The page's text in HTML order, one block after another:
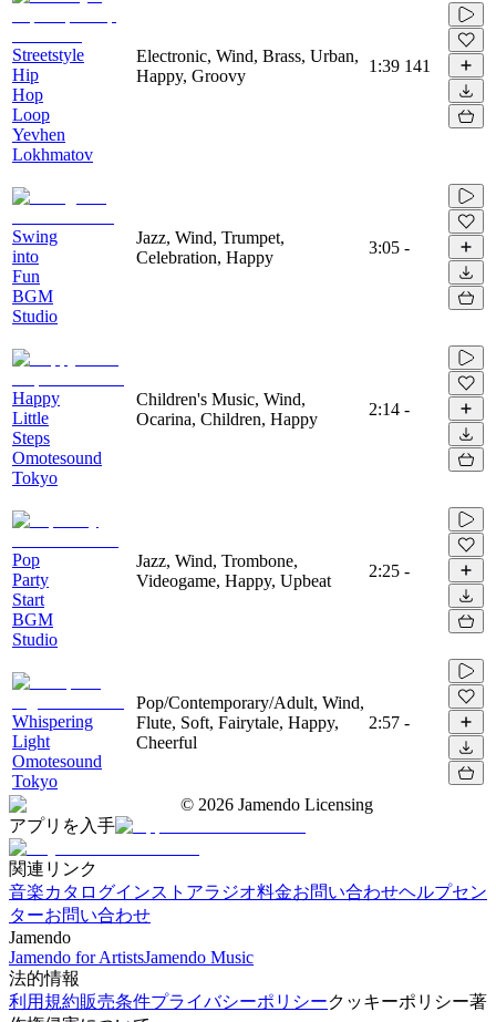
Streetstyle
Hip
Hop
Loop
Yevhen
Lokhmatov
Electronic, Wind, Brass, Urban,
Happy, Groovy
1:39 141
Swing
into
Fun
BGM
Studio
Jazz, Wind, Trumpet,
Celebration, Happy
3:05 -
Happy
Little
Steps
Omotesound
Tokyo
Children's Music, Wind,
Ocarina, Children, Happy
2:14 -
Pop
Party
Start
BGM
Studio
Jazz, Wind, Trombone,
Videogame, Happy, Upbeat
2:25 -
Whispering
Light
Omotesound
Tokyo
Pop/Contemporary/Adult, Wind,
Flute, Soft, Fairytale, Happy,
Cheerful
2:57 -
© 2026 Jamendo Licensing
アプリを入手
関連リンク
音楽カタログインストアラジオ料金お問い合わせヘルプセン
ターお問い合わせ
Jamendo
Jamendo for ArtistsJamendo Music
法的情報
利用規約販売条件プライバシーポリシークッキーポリシー著